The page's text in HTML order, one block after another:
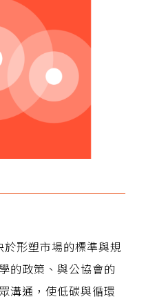
形塑市場的標準與規
的政策、與公協會的
溝通，使低碳與循環